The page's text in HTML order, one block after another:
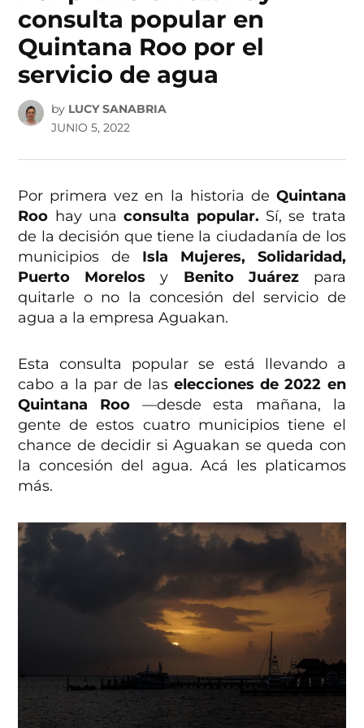
consulta popular en
Quintana Roo por el
servicio de agua
by LUCY SANABRIA
JUNIO 5, 2022
Por primera vez en la historia de Quintana
Roo hay unaconsulta popular. Sí, se trata
de la decisión que tiene la ciudadanía de los
municipios de Isla Mujeres, Solidaridad,
Puerto Morelosy Benito Juárezpara
quitarle o no la concesión del servicio de
agua a la empresa Aguakan.
Esta consulta popular se está llevando a
cabo a la par de laselecciones de 2022 en
Quintana Roo —desde esta mañana, la
gente de estos cuatro municipios tiene el
chance de decidir si Aguakan se queda con
la concesión del agua. Acá les platicamos
más.